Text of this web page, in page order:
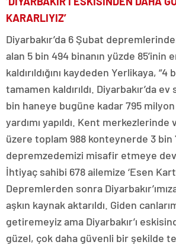
KARARLIYIZ’
Diyarbakır’da 6 Şubat
alan 5 bin 494 binanın yüzde 85’inin
kaldırıldığını kaydeden Yerlikaya, “4
tamamen kaldırıldı. Diyarbakır’da
bin haneye bugüne kadar 795 milyon
yardımı yapıldı. Kent merkezlerinde
üzere toplam 988 konteynerde 3 bin
depremzedemizi misafir etmeye
İhtiyaç sahibi 678 ailemize ‘Esen Kart’
Depremlerden sonra
aşkın kaynak aktarıldı. Giden
getiremeyiz ama Diyarbakır’ı
güzel, çok daha güvenli bir şekilde